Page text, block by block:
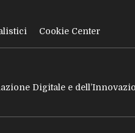
Cookie Center
Digitale e